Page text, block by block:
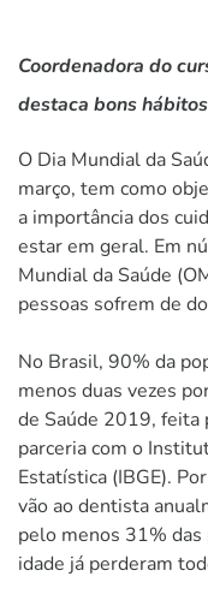
Coordenadora do
destaca bons
O Dia Mundial da
março, tem como
a importância dos
estar em geral. Em
Mundial da Saúde
pessoas sofrem de
No Brasil, 90% da
menos duas vezes
de Saúde 2019, feita
parceria com o
Estatística (IBGE).
vão ao dentista
pelo menos 31% das
idade já perderam